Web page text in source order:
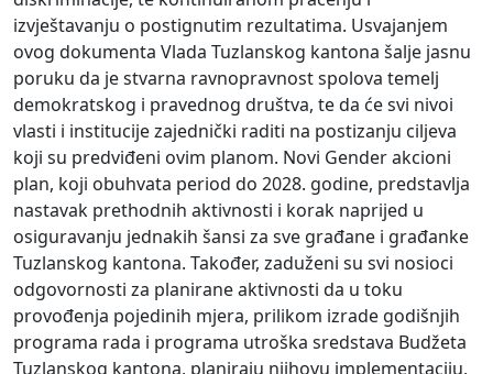
izvještavanju o postignutim rezultatima. Usvajanjem
ovog dokumenta Vlada Tuzlanskog kantona šalje jasnu
poruku da je stvarna ravnopravnost spolova temelj
demokratskog i pravednog društva, te da će svi nivoi
vlasti i institucije zajednički raditi na postizanju ciljeva
koji su predviđeni ovim planom. Novi Gender akcioni
plan, koji obuhvata period do 2028. godine, predstavlja
nastavak prethodnih aktivnosti i korak naprijed u
osiguravanju jednakih šansi za sve građane i građanke
Tuzlanskog kantona. Također, zaduženi su svi nosioci
odgovornosti za planirane aktivnosti da u toku
provođenja pojedinih mjera, prilikom izrade godišnjih
programa rada i programa utroška sredstava Budžeta
Tuzlanskog kantona, planiraju njihovu implementaciju,